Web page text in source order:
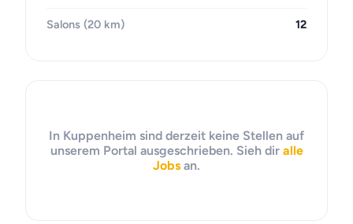
Salons (20 km) 12
In Kuppenheim sind derzeit keine Stellen auf
unserem Portal ausgeschrieben. Sieh dir alle
Jobs an.